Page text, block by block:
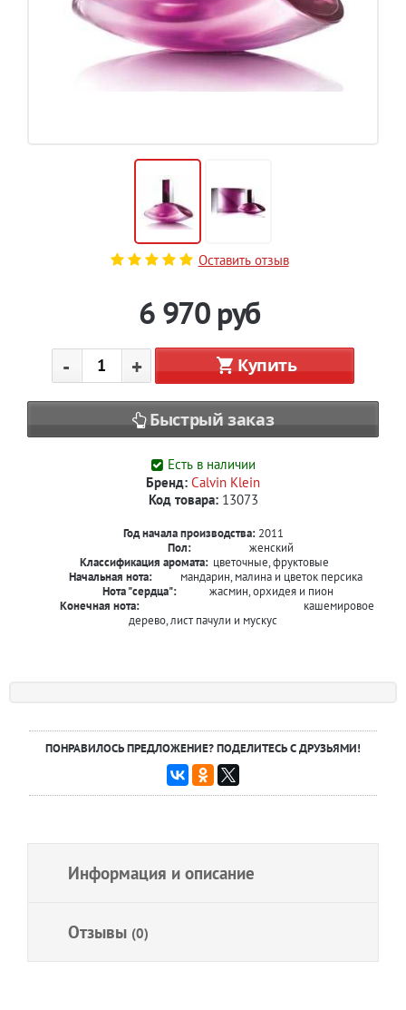
Оставить отзыв
6 970 руб
- + Купить
Быстрый заказ
Есть в наличии
Бренд: Calvin Klein
Код товара:13073
Год начала производства: 2011
Пол:
женский
Классификация аромата: цветочные, фруктовые
Начальная нота:
мандарин, малина и цветок персика
Нота "сердца":
жасмин, орхидея и пион
Конечная нота:
кашемировое
дерево, лист пачули и мускус
ПОНРАВИЛОСЬ ПРЕДЛОЖЕНИЕ? ПОДЕЛИТЕСЬ С ДРУЗЬЯМИ!
Информация и описание
Отзывы (0)